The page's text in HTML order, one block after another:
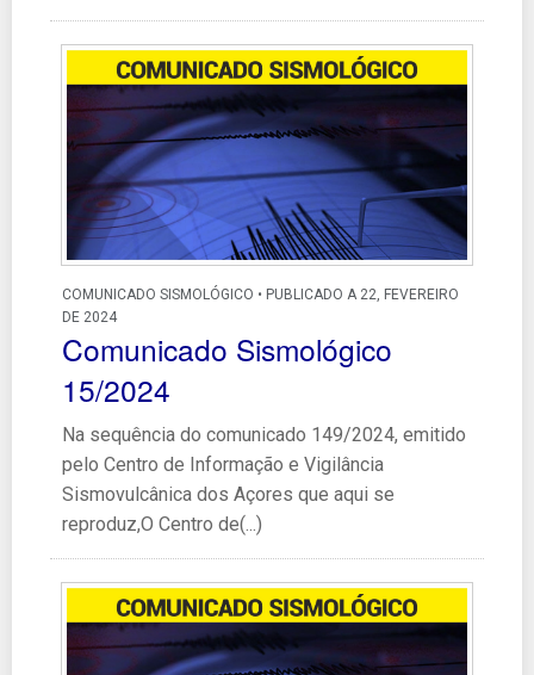
COMUNICADO SISMOLÓGICO • PUBLICADO A 22, FEVEREIRO
DE 2024
Comunicado Sismológico
15/2024
Na sequência do comunicado 149/2024, emitido
pelo Centro de Informação e Vigilância
Sismovulcânica dos Açores que aqui se
reproduz,O Centro de(...)